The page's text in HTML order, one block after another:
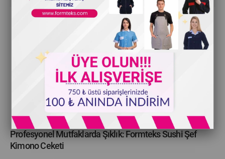
Profesyonel Mutfaklarda Şıklık: Formteks Sushi Şef
Kimono Ceketi